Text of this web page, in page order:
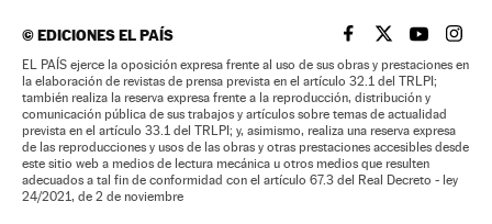
©EDICIONES EL PAÍS EL PAÍS BRASIL EN
EL PAÍSEL PAÍS
EL
EL PAÍS ejerce la oposición expresa frente al uso de sus obras y prestaciones en
la elaboración de revistas de prensa prevista en el artículo 32.1 del TRLPI;
también realiza la reserva expresa frente a la reproducción, distribución y
comunicación pública de sus trabajos y artículos sobre temas de actualidad
prevista en el artículo 33.1 del TRLPI; y, asimismo, realiza una reserva expresa
de las reproducciones y usos de las obras y otras prestaciones accesibles desde
este sitio web a medios de lectura mecánica u otros medios que resulten
adecuados a tal fin de conformidad con el artículo 67.3 del Real Decreto - ley
24/2021, de 2 de noviembre